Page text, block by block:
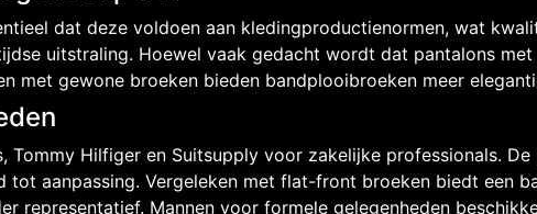
dat deze voldoen aan kledingproductienormen, wat
uitstraling. Hoewel vaak gedacht wordt dat pantalons
met gewone broeken bieden bandplooibroeken meer
Tommy Hilfiger en Suitsupply voor zakelijke professionals.
tot aanpassing. Vergeleken met flat-front broeken biedt een
representatief. Mannen voor formele gelegenheden